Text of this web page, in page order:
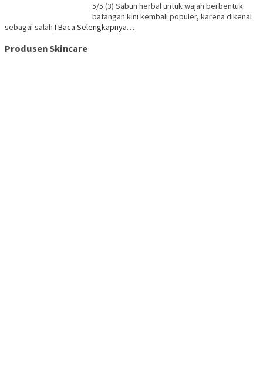
5/5 (3) Sabun herbal untuk wajah berbentuk
batangan kini kembali populer, karena dikenal
sebagai salah I Baca Selengkapnya…
Produsen Skincare